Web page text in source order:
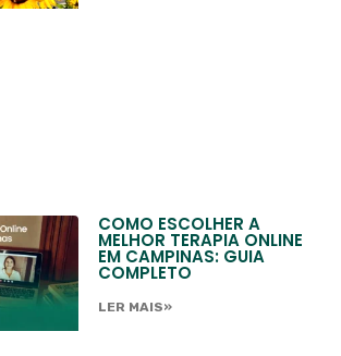
COMO ESCOLHER A
MELHOR TERAPIA ONLINE
EM CAMPINAS: GUIA
COMPLETO
LER MAIS»